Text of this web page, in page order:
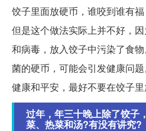
饺子里面放硬币，谁咬到谁有福
但是这个做法实际上并不好，
和病毒，放入饺子中污染了食
菌的硬币，可能会引发健康问
健康和平安，最好不要在饺子里
过年，年三十晚上除了饺子
菜、热菜和汤?有没有讲究?